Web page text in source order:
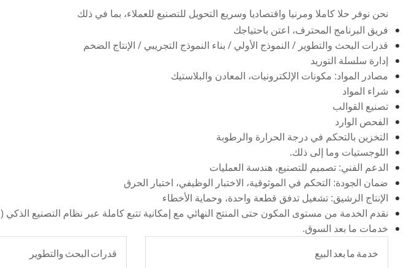
نحن نوفر حلا كاملا ومرنيا واقتصاديا وسريع التحويل للتصنيع للعملاء، بما في ذلك
فريق البرنامج المحترف، اعتن باحتياجك
قدرات البحث والتطوير / النموذج الأولي / بناء النموذج التجريبي / الإنتاج الضخم
إدارة سلسلة التوريد
مصادر المواد: مكونات الإلكترونيات، المعادن والبلاستيك
شراء المواد
تصنيع القوالب
الفحص الوارد
التخزين بالتحكم في درجة الحرارة والرطوبة
اللوجستيات وما إلى ذلك.
الدعم الفني: تصميم للتصنيع، هندسة العمليات
ضمان الجودة: التحكم في الموثوقية، الاختبار الوظيفي، اختبار الحرق
الإنتاج الرشيق: تشغيل تدفق قطعة واحدة، وحماية الأخطاء
نقدم الخدمة من مستوى المكون حتى المنتج النهائي مع إمكانية تتبع كاملة عبر نظام التصنيع الذكي (IMS)، وكانت جميع سجلات العمليات دقيقة وفورية
خدمات ما بعد السوق.
قدرات البحث والتطوير خدمة ما بعد البيع